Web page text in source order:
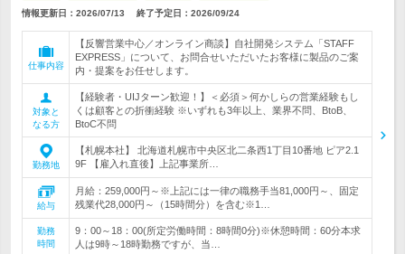
情報更新日：2026/07/13 終了予定日： 2026/09/24
仕事内容
【反響営業中心／オンライン商談】自社開発システム「STAFF
EXPRESS」について、お問合せいただいたお客様に製品のご案
内・提案をお任せします。
対象と
なる方
【経験者・UIJターン歓迎！】＜必須＞何かしらの営業経験もし
くは顧客との折衝経験 ※いずれも3年以上、業界不問、BtoB、
BtoC不問
勤務地
【札幌本社】 北海道札幌市中央区北二条西1丁目10番地 ピア2.1
9F 【雇入れ直後】上記事業所…
給与
月給：259,000円～※上記には一律の職務手当81,000円～、固定
残業代28,000円～（15時間分）を含む※1…
勤務
時間
9：00～18：00(所定労働時間：8時間0分)※休憩時間：60分本求
人は9時～18時勤務ですが、当…